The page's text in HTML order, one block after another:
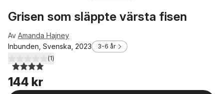
Grisen som släppte värsta fisen
Av Amanda Hajney
Inbunden, Svenska, 2023
3-6 år
4,0utav 5 stjärnor. Totalt antal röster:
(1)
144 kr